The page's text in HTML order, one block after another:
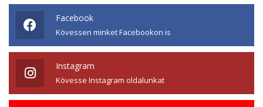
Facebook
Kövessen minket Facebookon is
Instagram
Kövesse Instagram oldalunkat